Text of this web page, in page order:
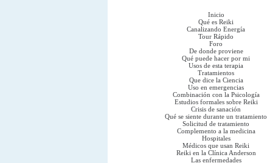
Inicio
Qué es Reiki
Canalizando Energía
Tour Rápido
Foro
De donde proviene
Qué puede hacer por mi
Usos de esta terapia
Tratamientos
Que dice la Ciencia
Uso en emergencias
Combinación con la Psicología
Estudios formales sobre Reiki
Crisis de sanación
Qué se siente durante un tratamiento
Solicitud de tratamiento
Complemento a la medicina
Hospitales
Médicos que usan Reiki
Reiki en la Clínica Anderson
Las enfermedades